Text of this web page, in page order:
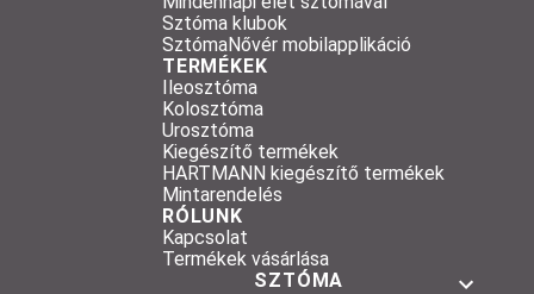
Sztóma klubok
SztómaNővér mobilapplikáció
TERMÉKEK
Ileosztóma
Kolosztóma
Urosztóma
Kiegészítő termékek
HARTMANN kiegészítő termékek
Mintarendelés
RÓLUNK
Kapcsolat
Termékek vásárlása
SZTÓMA